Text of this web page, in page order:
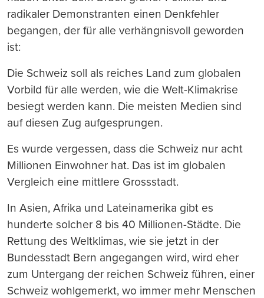
radikaler Demonstranten einen Denkfehler
begangen, der für alle verhängnisvoll geworden
ist:
Die Schweiz soll als reiches Land zum globalen
Vorbild für alle werden, wie die Welt-Klimakrise
besiegt werden kann. Die meisten Medien sind
auf diesen Zug aufgesprungen.
Es wurde vergessen, dass die Schweiz nur acht
Millionen Einwohner hat. Das ist im globalen
Vergleich eine mittlere Grossstadt.
In Asien, Afrika und Lateinamerika gibt es
hunderte solcher 8 bis 40 Millionen-Städte. Die
Rettung des Weltklimas, wie sie jetzt in der
Bundesstadt Bern angegangen wird, wird eher
zum Untergang der reichen Schweiz führen, einer
Schweiz wohlgemerkt, wo immer mehr Menschen